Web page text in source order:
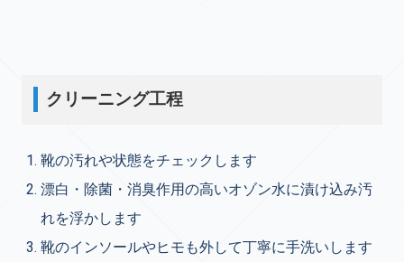
クリーニング工程
靴の汚れや状態をチェックします
漂白・除菌・消臭作用の高いオゾン水に漬け込み汚
れを浮かします
靴のインソールやヒモも外して丁寧に手洗いします